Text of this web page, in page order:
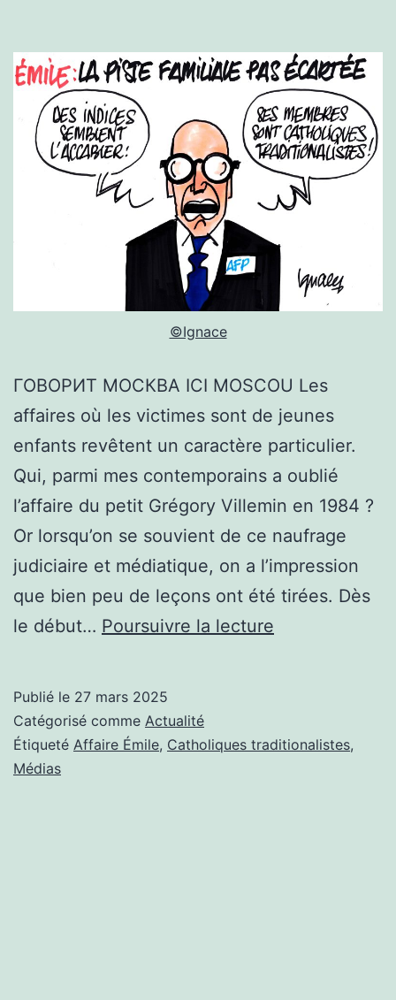
©Ignace
ГОВОРИТ МОСКВА ICI MOSCOU Les
affaires où les victimes sont de jeunes
enfants revêtent un caractère particulier.
Qui, parmi mes contemporains a oublié
l’affaire du petit Grégory Villemin en 1984 ?
Or lorsqu’on se souvient de ce naufrage
judiciaire et médiatique, on a l’impression
que bien peu de leçons ont été tirées. Dès
le début… Poursuivre la lecture
DE
Publié le 27 mars 2025
Catégorisé comme Actualité
Étiqueté Affaire Émile, Catholiques traditionalistes,
Médias